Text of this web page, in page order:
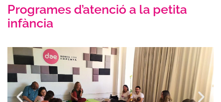
Programes d’atenció a la petita
infància